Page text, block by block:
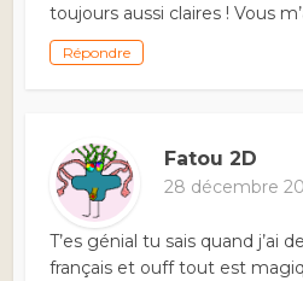
toujours aussi claires ! Vous
Répondre
Fatou 2D
28 décembre
T’es génial tu sais quand j’ai
français et ouff tout est